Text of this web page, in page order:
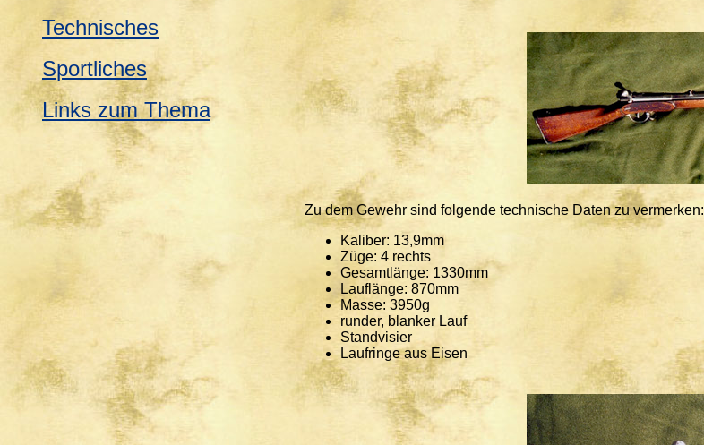
Technisches
Sportliches
Links zum Thema
Zu dem Gewehr sind folgende technische Daten zu vermerken:
Kaliber: 13,9mm
Züge: 4 rechts
Gesamtlänge: 1330mm
Lauflänge: 870mm
Masse: 3950g
runder, blanker Lauf
Standvisier
Laufringe aus Eisen